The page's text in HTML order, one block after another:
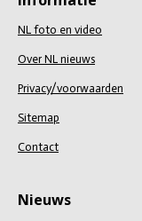
NL foto en video
Over NL nieuws
Privacy/voorwaarden
Sitemap
Contact
Nieuws